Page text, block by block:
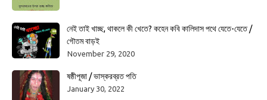
নেই তাই খাচ্ছ, থাকলে কী খেতে? কহেন কবি কালিদাস পথে যেতে-যেতে /
গৌতম বাড়ই
November 29, 2020
ষষ্ঠীপূজা / ভাস্করব্রত পতি
January 30, 2022